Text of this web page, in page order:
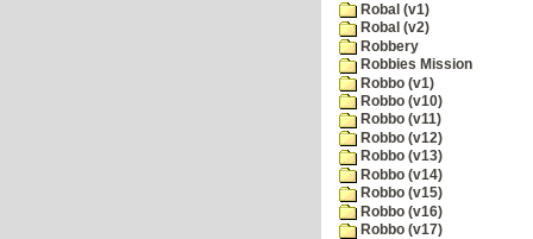
Robal (v1)
Robal (v2)
Robbery
Robbies Mission
Robbo (v1)
Robbo (v10)
Robbo (v11)
Robbo (v12)
Robbo (v13)
Robbo (v14)
Robbo (v15)
Robbo (v16)
Robbo (v17)